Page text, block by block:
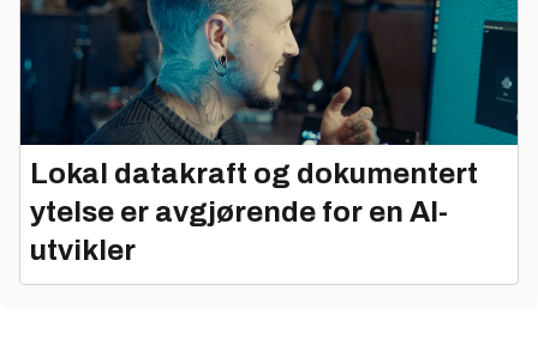
Lokal datakraft og dokumentert
ytelse er avgjørende for en AI-
utvikler